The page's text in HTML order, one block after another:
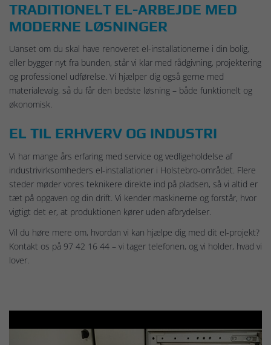
TRADITIONELT EL-ARBEJDE MED
MODERNE LØSNINGER
Uanset om du skal have renoveret el-installationerne i din bolig,
eller bygger nyt fra bunden, står vi klar med rådgivning, projektering
og professionel udførelse. Vi hjælper dig også gerne med
materialevalg, så du får den bedste løsning – både funktionelt og
økonomisk.
EL TIL ERHVERV OG INDUSTRI
Vi har mange års erfaring med service og vedligeholdelse af
industrivirksomheders el-installationer i Holstebro-området. Flere
steder møder vores teknikere direkte ind på pladsen, så vi altid er
tæt på opgaven og din drift. Vi kender maskinerne og forstår, hvor
vigtigt det er, at produktionen kører uden afbrydelser.
Vil du høre mere om, hvordan vi kan hjælpe dig med dit el-projekt?
Kontakt os på 97 42 16 44 – vi tager telefonen, og vi holder, hvad vi
lover.